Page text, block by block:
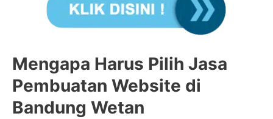
Mengapa Harus Pilih Jasa
Pembuatan Website di
Bandung Wetan